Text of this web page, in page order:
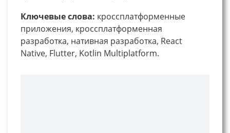
Ключевые слова: кроссплатформенные
приложения, кроссплатформенная
разработка, нативная разработка, React
Native, Flutter, Kotlin Multiplatform.